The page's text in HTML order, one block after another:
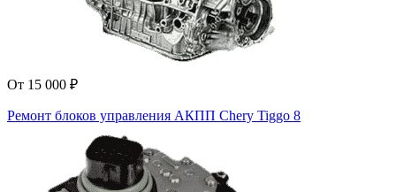
От 15 000 ₽
Ремонт блоков управления АКПП Chery Tiggo 8